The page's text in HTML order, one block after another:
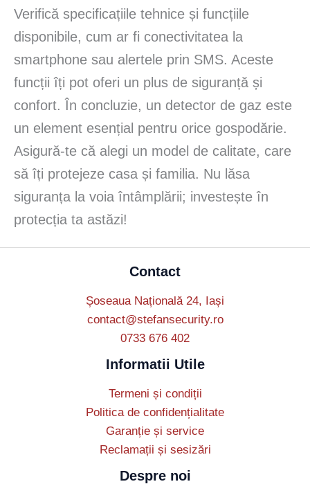
Verifică specificațiile tehnice și funcțiile
disponibile, cum ar fi conectivitatea la
smartphone sau alertele prin SMS. Aceste
funcții îți pot oferi un plus de siguranță și
confort. În concluzie, un detector de gaz este
un element esențial pentru orice gospodărie.
Asigură-te că alegi un model de calitate, care
să îți protejeze casa și familia. Nu lăsa
siguranța la voia întâmplării; investește în
protecția ta astăzi!
Contact
Șoseaua Națională 24, Iași
contact@stefansecurity.ro
0733 676 402
Informatii Utile
Termeni și condiții
Politica de confidențialitate
Garanție și service
Reclamații și sesizări
Despre noi